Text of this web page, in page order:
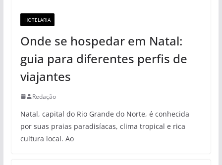
HOTELARIA
Onde se hospedar em Natal:
guia para diferentes perfis de
viajantes
Redação
Natal, capital do Rio Grande do Norte, é conhecida
por suas praias paradisíacas, clima tropical e rica
cultura local. Ao